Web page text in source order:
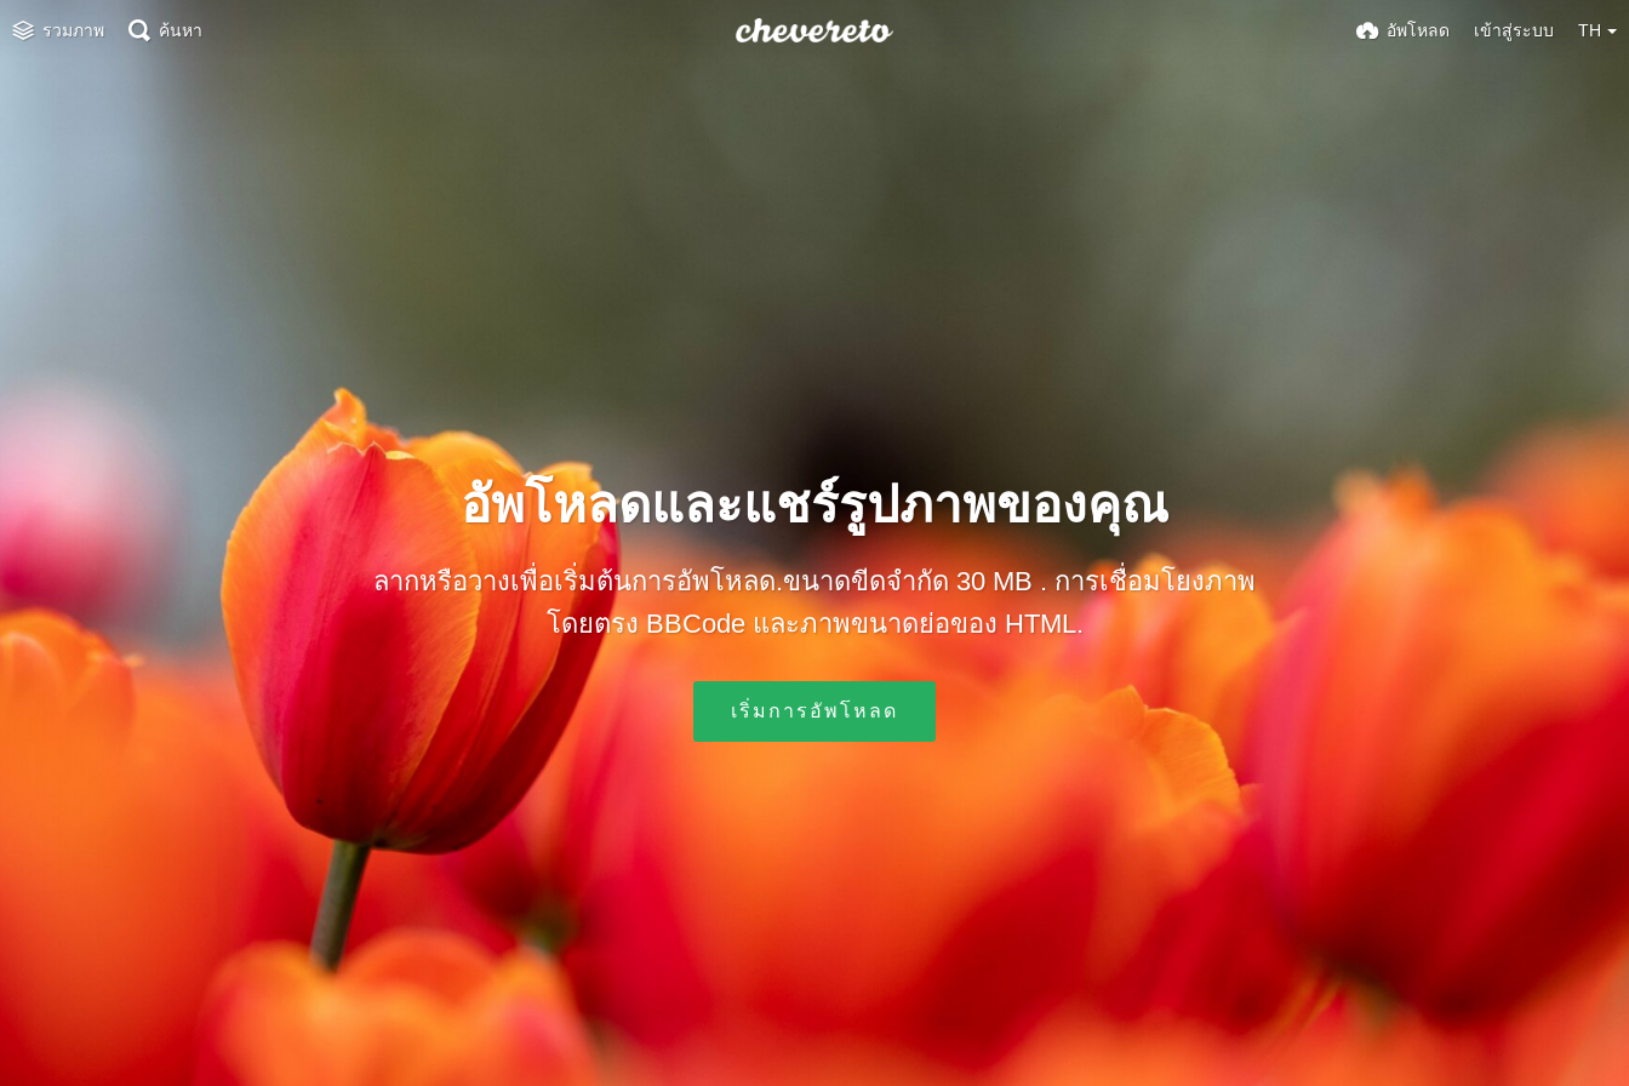
รวมภาพ ค้นหา อัพโหลด เข้าสู่ระบบ TH
อัพโหลดและแชร์รูปภาพของคุณ
ลากหรือวางเพื่อเริ่มต้นการอัพโหลด.ขนาดขีดจำกัด 30 MB . การเชื่อมโยงภาพ
โดยตรง BBCode และภาพขนาดย่อของ HTML.
เริ่มการอัพโหลด